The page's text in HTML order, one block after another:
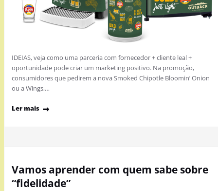
IDEIAS, veja como uma parceria com fornecedor + cliente leal +
oportunidade pode criar um marketing positivo. Na promoção,
consumidores que pedirem a nova Smoked Chipotle Bloomin’ Onion
ou a Wings,…
Ler mais
Vamos aprender com quem sabe sobre
“fidelidade”